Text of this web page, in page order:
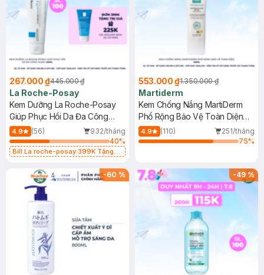
267.000 ₫445.000 ₫
La Roche-Posay
Kem Dưỡng La Roche-Posay
Giúp Phục Hồi Da Đa Công
Dụng 40ml
4.9 (56)
932/tháng
40%
Bill La roche-posay 399K Tặng
(SL có hạn)
553.000 ₫1.350.000 ₫
Martiderm
Kem Chống Nắng MartiDerm
Phổ Rộng Bảo Vệ Toàn Diện
40ml
4.9 (110)
251/tháng
75%
-60 % -49%